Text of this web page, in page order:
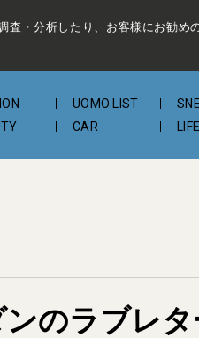
査・分析したり、お客様にお勧め
UOMO LIST
CAR LIFE
のラブレ